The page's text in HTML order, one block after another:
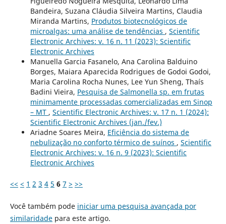
Bandeira, Suzana Cláudia Silveira Martins, Claudia
Miranda Martins, Produtos biotecnológicos de
microalgas: uma análise de tendências , Scientific
Electronic Archives: v. 16 n. 11 (2023): Scientific
Electronic Archives
Manuella Garcia Fasanelo, Ana Carolina Balduino
Borges, Maiara Aparecida Rodrigues de Godoi Godoi,
Maria Carolina Rocha Nunes, Lee Yun Sheng, Thaís
Badini Vieira, Pesquisa de Salmonella sp. em frutas
minimamente processadas comercializadas em Sinop
– MT , Scientific Electronic Archives: v. 17 n. 1 (2024):
Scientific Electronic Archives (jan./fev.)
Ariadne Soares Meira, Eficiência do sistema de
nebulização no conforto térmico de suínos , Scientific
Electronic Archives: v. 16 n. 9 (2023): Scientific
Electronic Archives
<< < 1 2 3 4 5 6 7 > >>
Você também pode iniciar uma pesquisa avançada por
similaridadepara este artigo.